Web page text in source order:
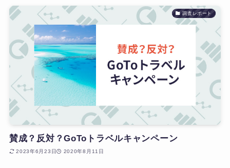
調査レポート
賛成？反対？GoToトラベルキャンペーン
2023年6月23日 2020年8月11日